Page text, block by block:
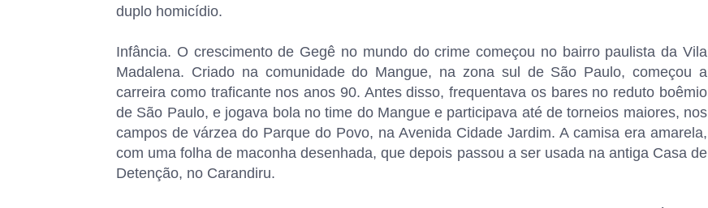
duplo homicídio.
Infância. O crescimento de Gegê no mundo do crime começou no bairro paulista da Vila
Madalena. Criado na comunidade do Mangue, na zona sul de São Paulo, começou a
carreira como traficante nos anos 90. Antes disso, frequentava os bares no reduto boêmio
de São Paulo, e jogava bola no time do Mangue e participava até de torneios maiores, nos
campos de várzea do Parque do Povo, na Avenida Cidade Jardim. A camisa era amarela,
com uma folha de maconha desenhada, que depois passou a ser usada na antiga Casa de
Detenção, no Carandiru.